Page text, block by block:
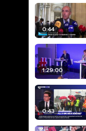
0:44
1:29:00
0:43